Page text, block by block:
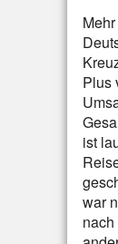
Plus
ist
war